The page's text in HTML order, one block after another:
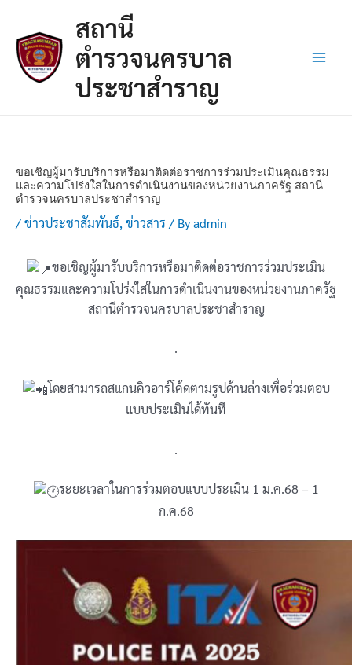
content
สถานี
ตำรวจนครบาล
ประชาสำราญ
ขอเชิญผู้มารับบริการหรือมาติดต่อราชการร่วมประเมินคุณธรรม
และความโปร่งใสในการดำเนินงานของหน่วยงานภาครัฐ สถานี
ตำรวจนครบาลประชาสำราญ
/ข่าวประชาสัมพันธ์, ข่าวสาร / Byadmin
ขอเชิญผู้มารับบริการหรือมาติดต่อราชการร่วมประเมิน
คุณธรรมและความโปร่งใสในการดำเนินงานของหน่วยงานภาครัฐ
สถานีตำรวจนครบาลประชาสำราญ
.
โดยสามารถสแกนคิวอาร์โค้ดตามรูปด้านล่างเพื่อร่วมตอบ
แบบประเมินได้ทันที
.
ระยะเวลาในการร่วมตอบแบบประเมิน 1 ม.ค.68 – 1
ก.ค.68
navigation